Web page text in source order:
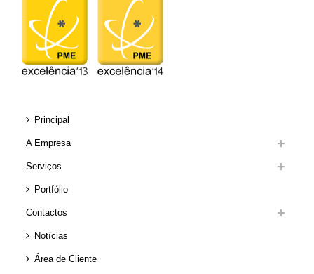
Principal
A Empresa
Serviços
Portfólio
Contactos
Notícias
Área de Cliente